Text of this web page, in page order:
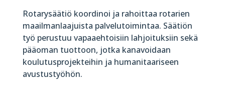
Rotarysäätiö koordinoi ja rahoittaa rotarien
maailmanlaajuista palvelutoimintaa. Säätiön
työ perustuu vapaaehtoisiin lahjoituksiin sekä
pääoman tuottoon, jotka kanavoidaan
koulutusprojekteihin ja humanitaariseen
avustustyöhön.